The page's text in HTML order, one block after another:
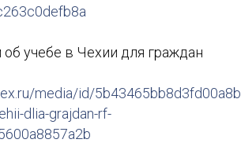
учебе в Чехии для граждан
media/id/
dlia-grajdan-rf-